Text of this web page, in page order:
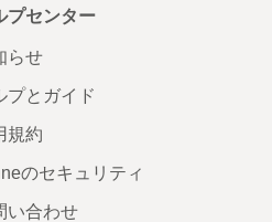
プセンター
らせ
プとガイド
規約
のセキュリティ
い合わせ